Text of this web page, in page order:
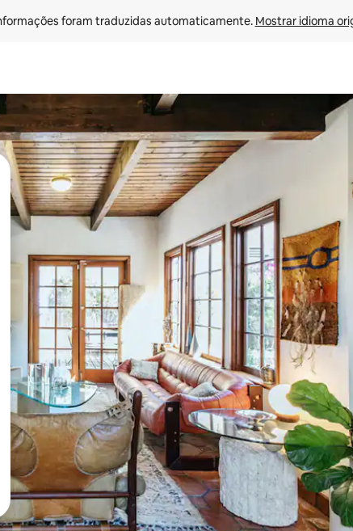
foram traduzidas automaticamente. Mostrar idioma
as seta para cima e para baixo do teclado ou tocando e